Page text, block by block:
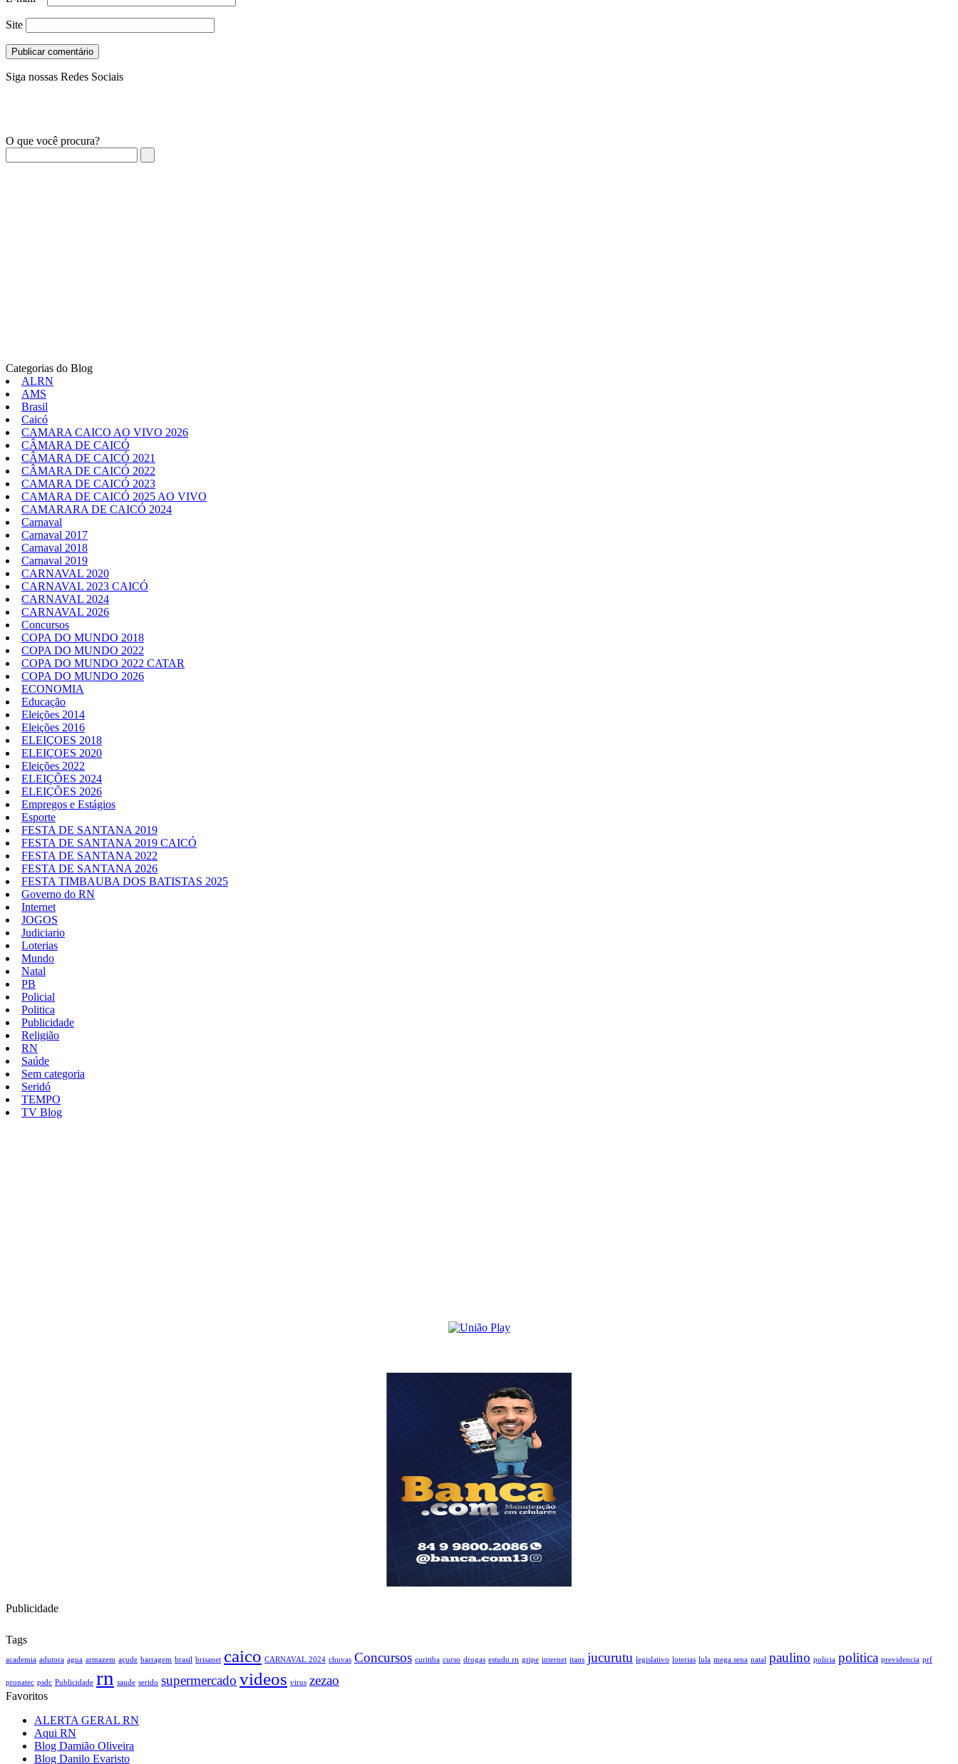
Site
Siga nossas Redes Sociais
O que você procura?
Categorias do Blog
ALRN
AMS
Brasil
Caicó
CAMARA CAICO AO VIVO 2026
CÂMARA DE CAICÓ
CÂMARA DE CAICÓ 2021
CÂMARA DE CAICÓ 2022
CAMARA DE CAICÓ 2023
CAMARA DE CAICÓ 2025 AO VIVO
CAMARARA DE CAICÓ 2024
Carnaval
Carnaval 2017
Carnaval 2018
Carnaval 2019
CARNAVAL 2020
CARNAVAL 2023 CAICÓ
CARNAVAL 2024
CARNAVAL 2026
Concursos
COPA DO MUNDO 2018
COPA DO MUNDO 2022
COPA DO MUNDO 2022 CATAR
COPA DO MUNDO 2026
ECONOMIA
Educação
Eleições 2014
Eleições 2016
ELEIÇOES 2018
ELEIÇOES 2020
Eleições 2022
ELEIÇÕES 2024
ELEIÇÕES 2026
Empregos e Estágios
Esporte
FESTA DE SANTANA 2019
FESTA DE SANTANA 2019 CAICÓ
FESTA DE SANTANA 2022
FESTA DE SANTANA 2026
FESTA TIMBAUBA DOS BATISTAS 2025
Governo do RN
Internet
JOGOS
Judiciario
Loterias
Mundo
Natal
PB
Policial
Politica
Publicidade
Religião
RN
Saúde
Sem categoria
Seridó
TEMPO
TV Blog
Publicidade
Tags
academia adutora agua armazem açude barragem brasil brisanet caico CARNAVAL 2024 chuvas Concursos curitiba curso drogas estudo rn gripe internet itans jucurutu legislativo loterias lula mega sena natal paulino policia politica previdencia prf
pronatec psdc Publicidade rn saude serido supermercado videos virus zezao
Favoritos
ALERTA GERAL RN
Aqui RN
Blog Damião Oliveira
Blog Danilo Evaristo